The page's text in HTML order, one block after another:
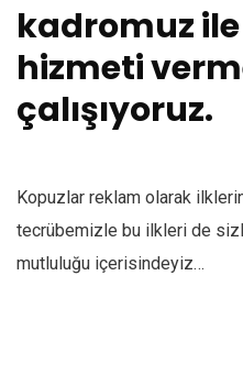
kadromuz
hizmeti
çalışıyoruz.
Kopuzlar reklam olarak
tecrübemizle bu ilkleri de
mutluluğu içerisindeyiz…